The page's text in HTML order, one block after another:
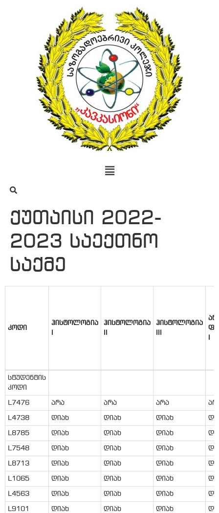
ქუთაისი 2022-
2023 საექთნო
საქმე
კოდი
ჰისტოლოგია
ჰისტოლოგია
ჰისტოლოგია
სტუდენტის
კოდი
L7476 არა არა არა
L4738 დიახ დიახ დიახ
L8785 დიახ დიახ დიახ
L7548 დიახ დიახ დიახ
L8713 დიახ დიახ დიახ
L1065 დიახ დიახ დიახ
L4563 დიახ დიახ დიახ
L9101 დიახ დიახ დიახ